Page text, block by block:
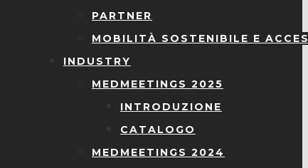
PARTNER
MOBILITÀ SOSTENIBILE E
INDUSTRY
MEDMEETINGS 2025
INTRODUZIONE
CATALOGO
MEDMEETINGS 2024